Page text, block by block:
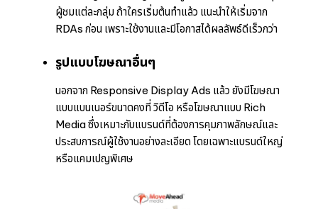
ผู้ชมแต่ละกลุ่ม ถ้าใครเริ่มต้นทำแล้ว แนะนำให้เริ่มจาก
RDAs ก่อน เพราะใช้งานและมีโอกาสได้ผลลัพธ์ดีเร็วกว่า
รูปแบบโฆษณาอื่นๆ
นอกจาก Responsive Display Ads แล้ว ยังมีโฆษณา
แบบแบนเนอร์ขนาดคงที่ วิดีโอ หรือโฆษณาแบบ Rich
Media ซึ่งเหมาะกับแบรนด์ที่ต้องการคุมภาพลักษณ์และ
ประสบการณ์ผู้ใช้งานอย่างละเอียด โดยเฉพาะแบรนด์ใหญ่
หรือแคมเปญพิเศษ